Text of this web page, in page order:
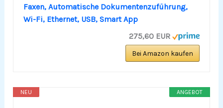
Faxen, Automatische Dokumentenzuführung,
Wi-Fi, Ethernet, USB, Smart App
275,60 EUR
Bei Amazon kaufen
ANGEBOT
NEU